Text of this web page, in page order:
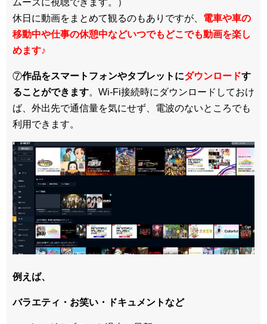
ムーズに視聴できます。）
休日に動画をまとめて観るのもありですが、 電車や車の
移動中や仕事の休憩中などいつでもどこでも動画を楽し
めます♪
⑦作品をスマートフォンやタブレットにダウンロードす
ることができます。Wi-Fi接続時にダウンロードしておけ
ば、外出先で通信量を気にせず、電波のないところでも
利用できます。
例えば、
バラエティ・お笑い・ドキュメントなど